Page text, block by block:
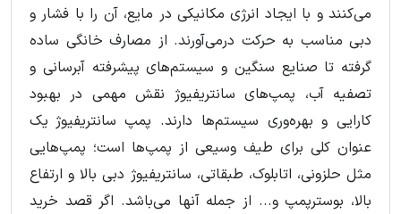
می‌کنند و با ایجاد انرژی مکانیکی در مایع، آن را با فشار و
دبی مناسب به حرکت درمی‌آورند. از مصارف خانگی ساده
گرفته تا صنایع سنگین و سیستم‌های پیشرفته آبرسانی و
تصفیه آب، پمپ‌های سانتریفیوژ نقش مهمی در بهبود
کارایی و بهره‌وری سیستم‌ها دارند. پمپ سانتریفیوژ یک
عنوان کلی برای طیف وسیعی از پمپ‌ها است؛ پمپ‌هایی
مثل حلزونی، اتابلوک، طبقاتی، سانتریفیوژ دبی بالا و ارتفاع
بالا، بوسترپمپ و... از جمله آنها می‌باشد. اگر قصد خرید